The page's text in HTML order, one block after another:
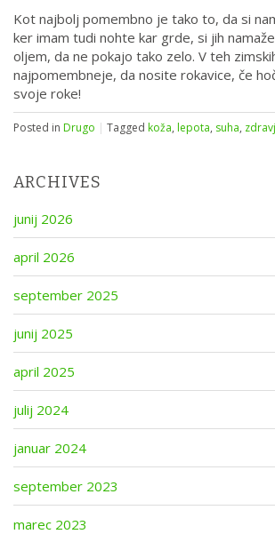
Kot najbolj pomembno je tako to, da si
ker imam tudi nohte kar grde, si jih
oljem, da ne pokajo tako zelo. V teh
najpomembneje, da nosite rokavice, če
svoje roke!
Posted in Drugo | Tagged koža, lepota, suha,
ARCHIVES
junij 2026
april 2026
september 2025
junij 2025
april 2025
julij 2024
januar 2024
september 2023
marec 2023